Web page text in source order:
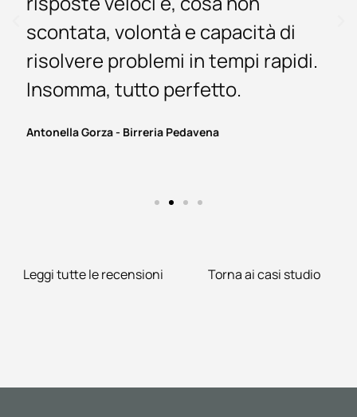
scontata, volontà e capacità di
risolvere problemi in tempi rapidi.
Insomma, tutto perfetto.
Antonella Gorza - Birreria Pedavena
Leggi tutte le recensioni Torna ai casi studio